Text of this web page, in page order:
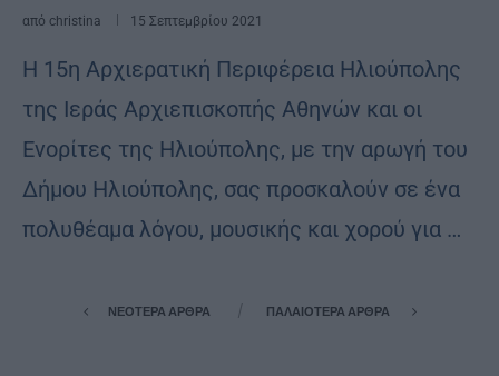
από christina 15 Σεπτεμβρίου 2021
Η 15η Αρχιερατική Περιφέρεια Ηλιούπολης
της Ιεράς Αρχιεπισκοπής Αθηνών και οι
Ενορίτες της Ηλιούπολης, με την αρωγή του
Δήμου Ηλιούπολης, σας προσκαλούν σε ένα
πολυθέαμα λόγου, μουσικής και χορού για …
ΝΕΌΤΕΡΑ ΆΡΘΡΑ ΠΑΛΑΙΌΤΕΡΑ ΆΡΘΡΑ